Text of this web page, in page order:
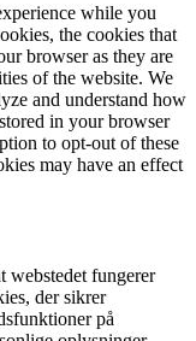
while you
the cookies that
browser as they are
of the website. We
and understand how
in your browser
to opt-out of these
may have an effect
webstedet fungerer
der sikrer
på